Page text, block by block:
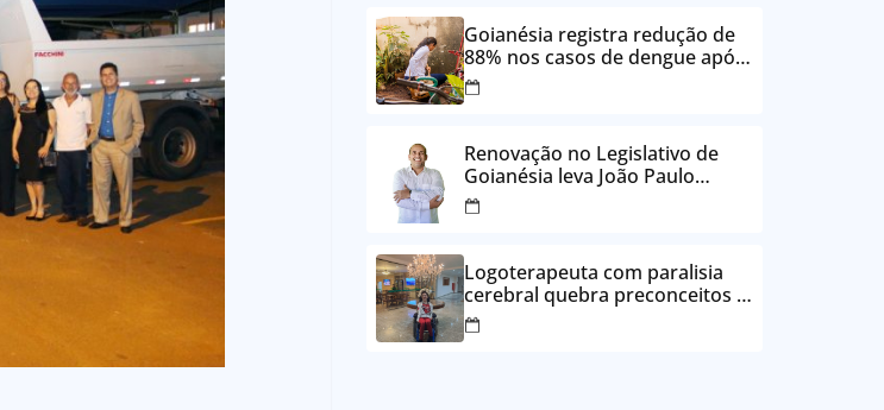
Goianésia registra redução de
88% nos casos de dengue após
ações de prevenção da
Prefeitura
Renovação no Legislativo de
Goianésia leva João Paulo
Batista à Câmara Municipal
Logoterapeuta com paralisia
cerebral quebra preconceitos e
ajuda pacientes a reencontrar
propósito em Goianésia